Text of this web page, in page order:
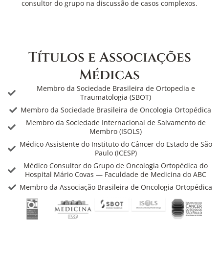
consultor do grupo na discussão de casos complexos.
Títulos e Associações
Médicas
Membro da Sociedade Brasileira de Ortopedia e
Traumatologia (SBOT)
Membro da Sociedade Brasileira de Oncologia Ortopédica
Membro da Sociedade Internacional de Salvamento de
Membro (ISOLS)
Médico Assistente do Instituto do Câncer do Estado de São
Paulo (ICESP)
Médico Consultor do Grupo de Oncologia Ortopédica do
Hospital Mário Covas — Faculdade de Medicina do ABC
Membro da Associação Brasileira de Oncologia Ortopédica